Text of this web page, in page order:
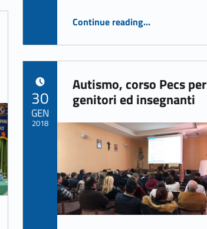
Continue reading…
Autismo, corso Pecs per
genitori ed insegnanti
30
GEN
2018